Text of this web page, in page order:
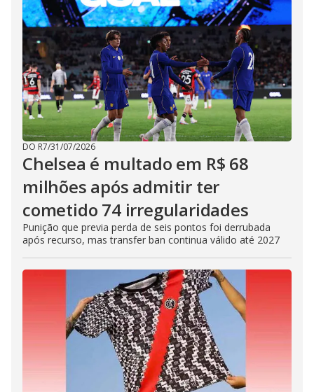
DO R7/31/07/2026
Chelsea é multado em R$ 68
milhões após admitir ter
cometido 74 irregularidades
Punição que previa perda de seis pontos foi derrubada
após recurso, mas transfer ban continua válido até 2027